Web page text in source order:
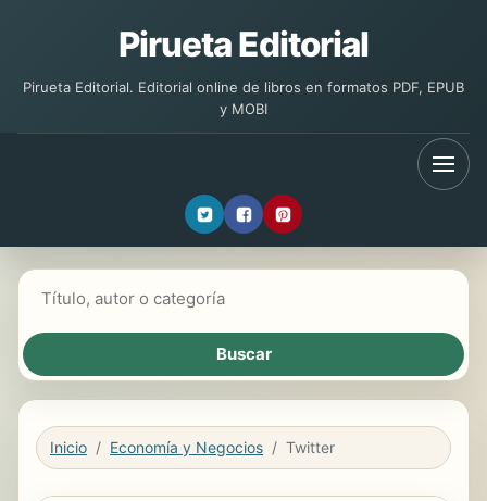
Pirueta Editorial
Pirueta Editorial. Editorial online de libros en formatos PDF, EPUB
y MOBI
Inicio Economía y Negocios Twitter